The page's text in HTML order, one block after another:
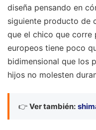
diseña pensando en
siguiente producto de
que el chico que corre
europeos tiene poco
bidimensional que los
hijos no molesten
👉 Ver también: